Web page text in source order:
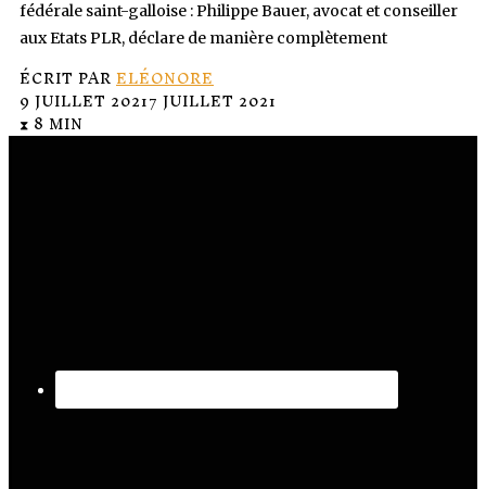
fédérale saint-galloise : Philippe Bauer, avocat et conseiller
aux Etats PLR, déclare de manière complètement
ÉCRIT PARELÉONORE
9 JUILLET 20217 JUILLET 2021
⧗ 8 MIN